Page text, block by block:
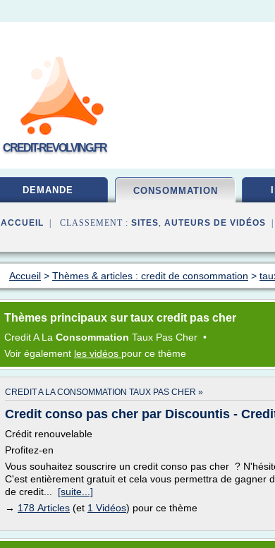
CREDIT-REVOLVING.FR
DEMANDE CONSOMMATION
ACCUEIL | CLASSEMENT : SITES, AUTEURS DE VIDÉOS |
Accueil > Thèmes & articles : credit de consommation >
Thèmes principaux sur taux credit pas cher
CreditA La Consommation Taux Pas Cher •
Voir également les vidéos pour ce thème
CREDIT A LA CONSOMMATION TAUX PAS CHER »
Credit conso pas cher par Discountis -
Crédit renouvelable
Profitez-en
Vous souhaitez souscrire un credit conso pas cher ?
C'est entièrement gratuit et cela vous permettra de gagner
de credit... [suite...]
→ 178 Articles (et 1 Vidéos) pour ce thème